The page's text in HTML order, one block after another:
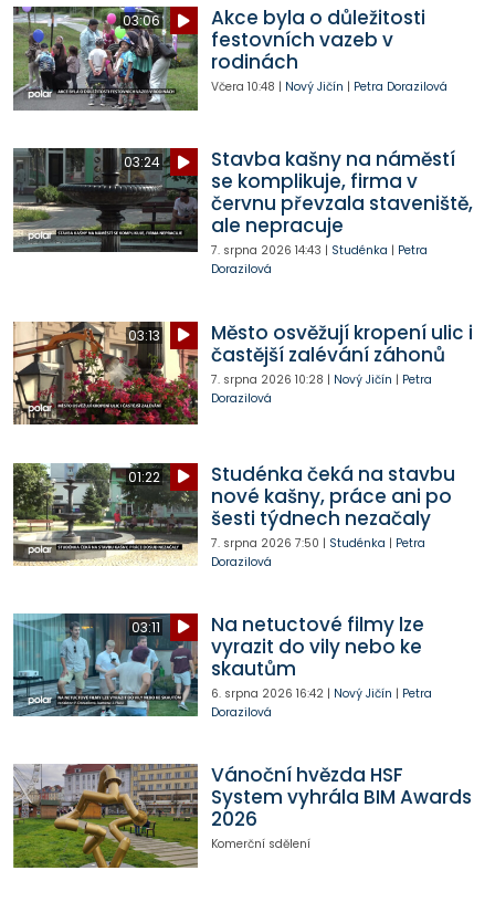
03:06
Akce byla o důležitosti
festovních vazeb v
rodinách
Včera 10:48 | Nový Jičín | Petra Dorazilová
03:24
Stavba kašny na náměstí
se komplikuje, firma v
červnu převzala staveniště,
ale nepracuje
7. srpna 2026 14:43 | Studénka | Petra
Dorazilová
03:13
Město osvěžují kropení ulic i
častější zalévání záhonů
7. srpna 2026 10:28 | Nový Jičín | Petra
Dorazilová
01:22
Studénka čeká na stavbu
nové kašny, práce ani po
šesti týdnech nezačaly
7. srpna 2026 7:50 | Studénka | Petra
Dorazilová
03:11
Na netuctové filmy lze
vyrazit do vily nebo ke
skautům
6. srpna 2026 16:42| Nový Jičín | Petra
Dorazilová
Vánoční hvězda HSF
System vyhrála BIM Awards
2026
Komerční sdělení